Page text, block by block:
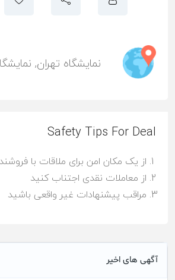
نمایشگاه تهران,
Safety Tips For Deal
از یک مکان امن برای ملاقات با
از معاملات نقدی اجتناب کنید
مراقب پیشنهادات غیر واقعی باشید
آگهی های اخیر